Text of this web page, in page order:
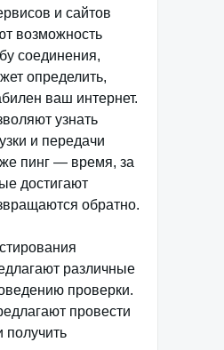
и сайтов
возможность
соединения,
определить,
ваш интернет.
узнать
и передачи
пинг — время, за
достигают
обратно.
различные
проверки.
провести
получить